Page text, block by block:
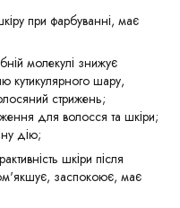
при фарбуванні, має
молекулі знижує
кутикулярного шару,
стрижень;
для волосся та шкіри;
дію;
шкіри після
заспокоює, має